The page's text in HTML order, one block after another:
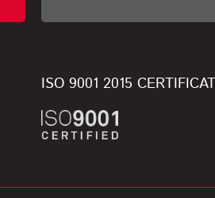
ISO 9001 2015 CERTIFICAT